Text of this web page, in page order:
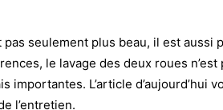
pas seulement plus beau, il est
le lavage des deux roues
importantes. L’article
l’entretien.